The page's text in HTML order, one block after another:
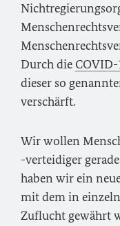
Durch die COVID-
dieser so
verschärft.
Wir wollen
-verteidiger
haben wir ein
mit dem in
Zuflucht gewährt